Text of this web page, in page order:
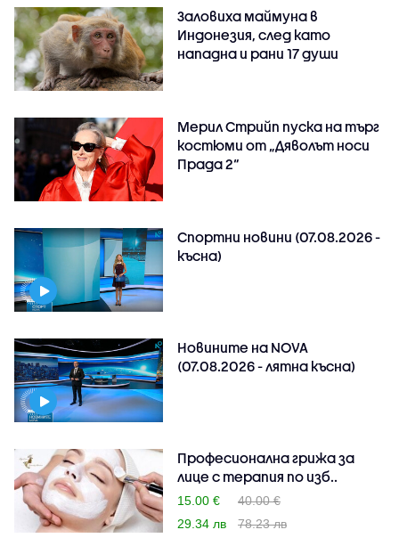
Заловиха маймуна в
Индонезия, след като
нападна и рани 17 души
Мерил Стрийп пуска на търг
костюми от „Дяволът носи
Прада 2“
Спортни новини (07.08.2026 -
късна)
Новините на NOVA
(07.08.2026 - лятна късна)
Професионална грижа за
лице с терапия по изб..
15.00 €
40.00 €
29.34 лв
78.23 лв